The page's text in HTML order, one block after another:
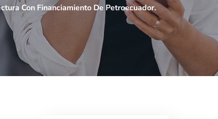
Con Financiamiento De Petroecuador.